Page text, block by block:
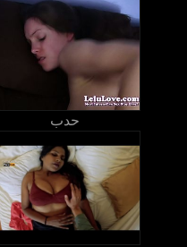
حدب